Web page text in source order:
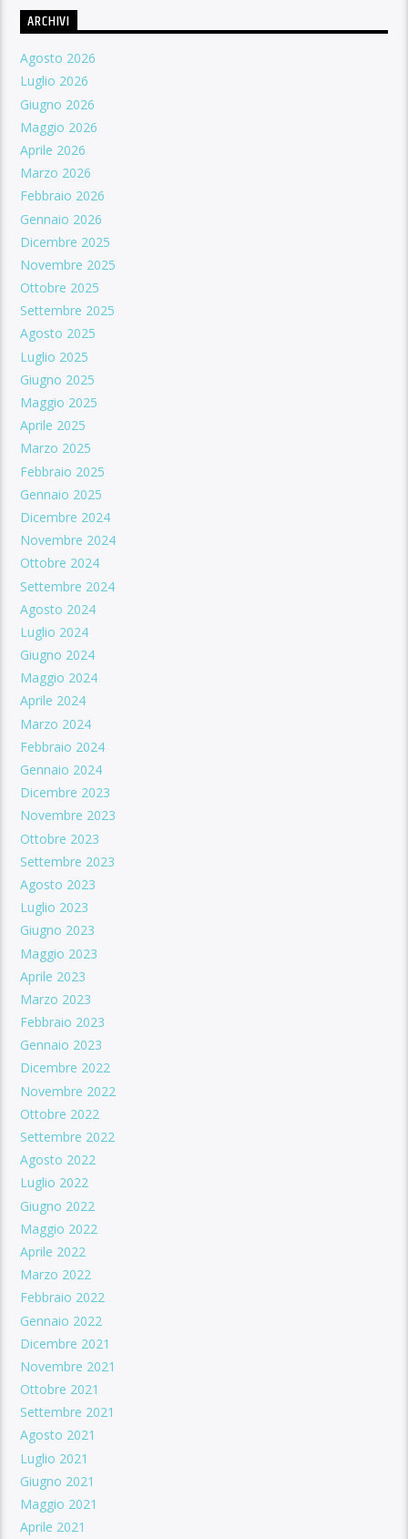
ARCHIVI
Agosto 2026
Luglio 2026
Giugno 2026
Maggio 2026
Aprile 2026
Marzo 2026
Febbraio 2026
Gennaio 2026
Dicembre 2025
Novembre 2025
Ottobre 2025
Settembre 2025
Agosto 2025
Luglio 2025
Giugno 2025
Maggio 2025
Aprile 2025
Marzo 2025
Febbraio 2025
Gennaio 2025
Dicembre 2024
Novembre 2024
Ottobre 2024
Settembre 2024
Agosto 2024
Luglio 2024
Giugno 2024
Maggio 2024
Aprile 2024
Marzo 2024
Febbraio 2024
Gennaio 2024
Dicembre 2023
Novembre 2023
Ottobre 2023
Settembre 2023
Agosto 2023
Luglio 2023
Giugno 2023
Maggio 2023
Aprile 2023
Marzo 2023
Febbraio 2023
Gennaio 2023
Dicembre 2022
Novembre 2022
Ottobre 2022
Settembre 2022
Agosto 2022
Luglio 2022
Giugno 2022
Maggio 2022
Aprile 2022
Marzo 2022
Febbraio 2022
Gennaio 2022
Dicembre 2021
Novembre 2021
Ottobre 2021
Settembre 2021
Agosto 2021
Luglio 2021
Giugno 2021
Maggio 2021
Aprile 2021